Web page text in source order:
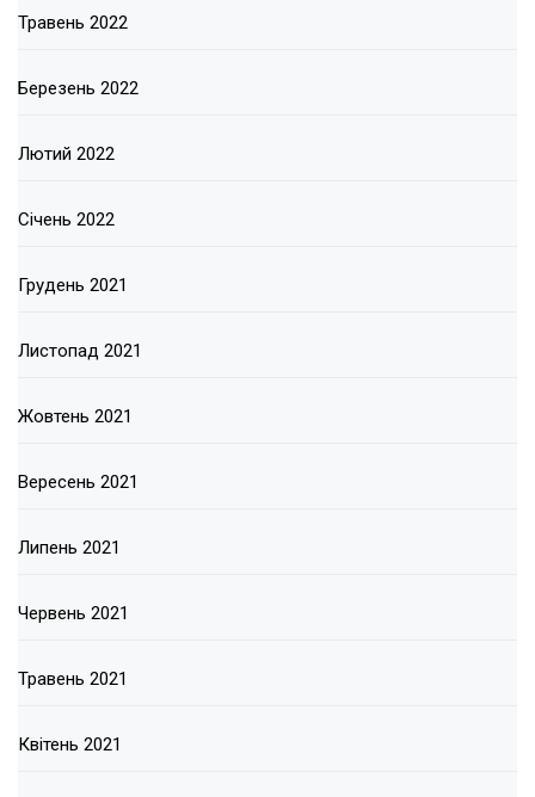
Травень 2022
Березень 2022
Лютий 2022
Січень 2022
Грудень 2021
Листопад 2021
Жовтень 2021
Вересень 2021
Липень 2021
Червень 2021
Травень 2021
Квітень 2021